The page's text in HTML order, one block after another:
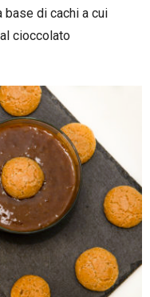
di cachi a cui
cioccolato